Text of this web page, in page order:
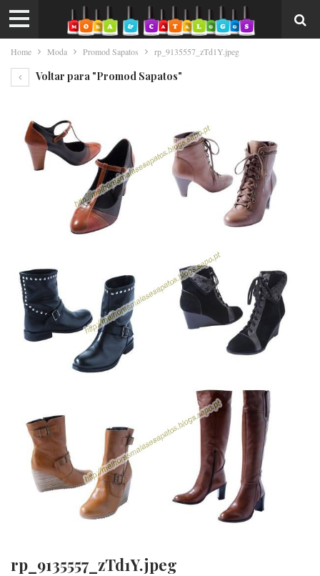
Home Moda Promod Sapatos rp_9135557_zTd1Y.jpeg
Voltar para "Promod Sapatos"
rp_9135557_zTd1Y.jpeg